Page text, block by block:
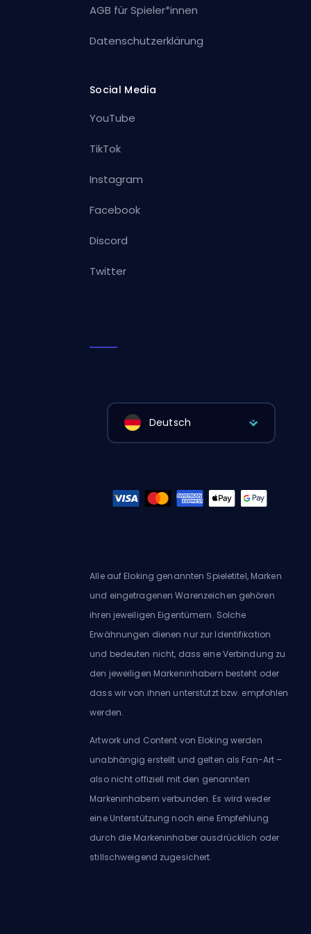
AGB für Spieler*innen
Datenschutzerklärung
Social Media
YouTube
TikTok
Instagram
Facebook
Discord
Twitter
Deutsch
Alle auf Eloking genannten Spieletitel, Marken
und eingetragenen Warenzeichen gehören
ihren jeweiligen Eigentümern. Solche
Erwähnungen dienen nur zur Identifikation
und bedeuten nicht, dass eine Verbindung zu
den jeweiligen Markeninhabern besteht oder
dass wir von ihnen unterstützt bzw. empfohlen
werden.
Artwork und Content von Eloking werden
unabhängig erstellt und gelten als Fan-Art –
also nicht offiziell mit den genannten
Markeninhabern verbunden. Es wird weder
eine Unterstützung noch eine Empfehlung
durch die Markeninhaber ausdrücklich oder
stillschweigend zugesichert.